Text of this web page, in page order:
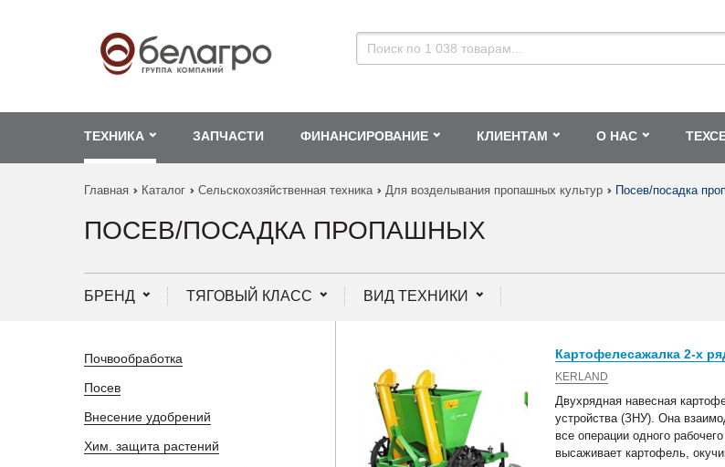
ТЕХНИКА ЗАПЧАСТИ ФИНАНСИРОВАНИЕ КЛИЕНТАМ О НАС
Главная Каталог Сельскохозяйственная техника Для возделывания пропашных культур Посев/посадка
ПОСЕВ/ПОСАДКА ПРОПАШНЫХ
БРЕНД ТЯГОВЫЙ КЛАСС ВИД ТЕХНИКИ
Почвообработка
Посев
Внесение удобрений
Хим. защита растений
Картофелесажалка 2-х
KERLAND
Двухрядная навесная
устройства (ЗНУ). Она
все операции одного
высаживает картофель,